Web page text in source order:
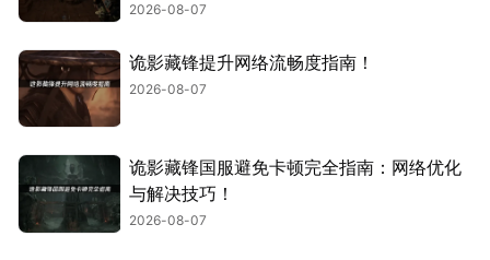
2026-08-07
诡影藏锋提升网络流畅度指南！
2026-08-07
诡影藏锋国服避免卡顿完全指南：网络优化
与解决技巧！
2026-08-07